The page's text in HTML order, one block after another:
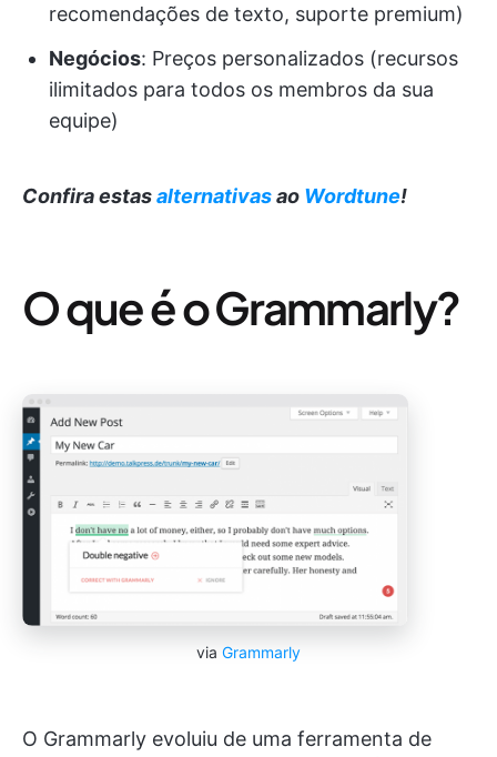
recomendações de texto, suporte premium)
Negócios: Preços personalizados (recursos
ilimitados para todos os membros da sua
equipe)
Confira estasalternativasao Wordtune!
O que é o Grammarly?
via Grammarly
O Grammarly evoluiu de uma ferramenta de